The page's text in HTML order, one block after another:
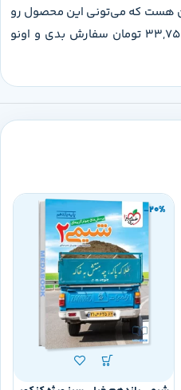
معادل 45,000 تومان هست که می‌تونی این محصول رو
با تخفیف ویژه مدابوک با قیمت 33,750 تومان سفارش بدی و اونو
-20%